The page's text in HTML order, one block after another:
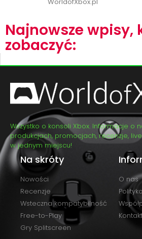
Najnowsze wpisy,
zobaczyć:
Wszystko o konsoli Xbox. Informacje o
produkcjach, promocjach, recenzje,
w jednym miejscu!
Na skróty
Nowości
Recenzje
Wsteczna kompatybilność
Free-to-Play
Gry Splitscreen
O nas